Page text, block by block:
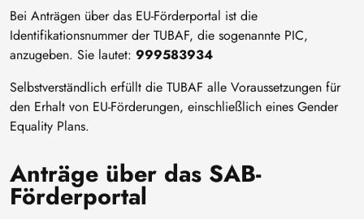
Bei Anträgen über das EU-Förderportal ist die
Identifikationsnummer der TUBAF, die sogenannte PIC,
anzugeben. Sie lautet: 999583934
Selbstverständlich erfüllt die TUBAF alle Voraussetzungen für
den Erhalt von EU-Förderungen, einschließlich eines Gender
Equality Plans.
Anträge über das SAB-
Förderportal